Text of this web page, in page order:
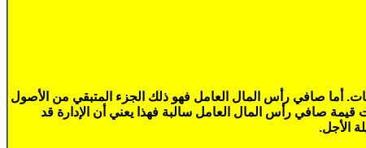
أما صافي رأس المال العامل فهو ذلك الجزء المتبقي من الأصول
قيمة صافي رأس المال العامل سالبة فهذا يعني أن الإدارة قد
الأجل.